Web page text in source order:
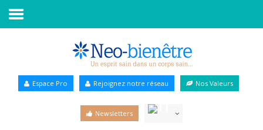
Annuaire Bien-être
Espace Pro Rejoignez notre réseau Nos Valeurs
Newsletters